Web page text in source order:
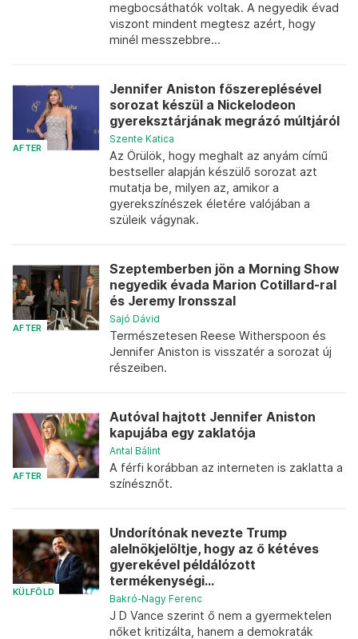
megbocsáthatók voltak. A negyedik évad
viszont mindent megtesz azért, hogy
minél messzebbre...
AFTER
Jennifer Aniston főszereplésével
sorozat készül a Nickelodeon
gyereksztárjának megrázó múltjáról
Szente Katica
Az Örülök, hogy meghalt az anyám című
bestseller alapján készülő sorozat azt
mutatja be, milyen az, amikor a
gyerekszínészek életére valójában a
szüleik vágynak.
AFTER
Szeptemberben jön a Morning Show
negyedik évada Marion Cotillard-ral
és Jeremy Ironsszal
Sajó Dávid
Természetesen Reese Witherspoon és
Jennifer Aniston is visszatér a sorozat új
részeiben.
AFTER
Autóval hajtott Jennifer Aniston
kapujába egy zaklatója
Antal Bálint
A férfi korábban az interneten is zaklatta a
színésznőt.
KÜLFÖLD
Undorítónak nevezte Trump
alelnökjelöltje, hogy az ő kétéves
gyerekével példálózott
termékenységi...
Bakró-Nagy Ferenc
J D Vance szerint ő nem a gyermektelen
nőket kritizálta, hanem a demokraták